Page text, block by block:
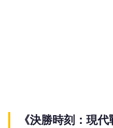
《決勝時刻：現